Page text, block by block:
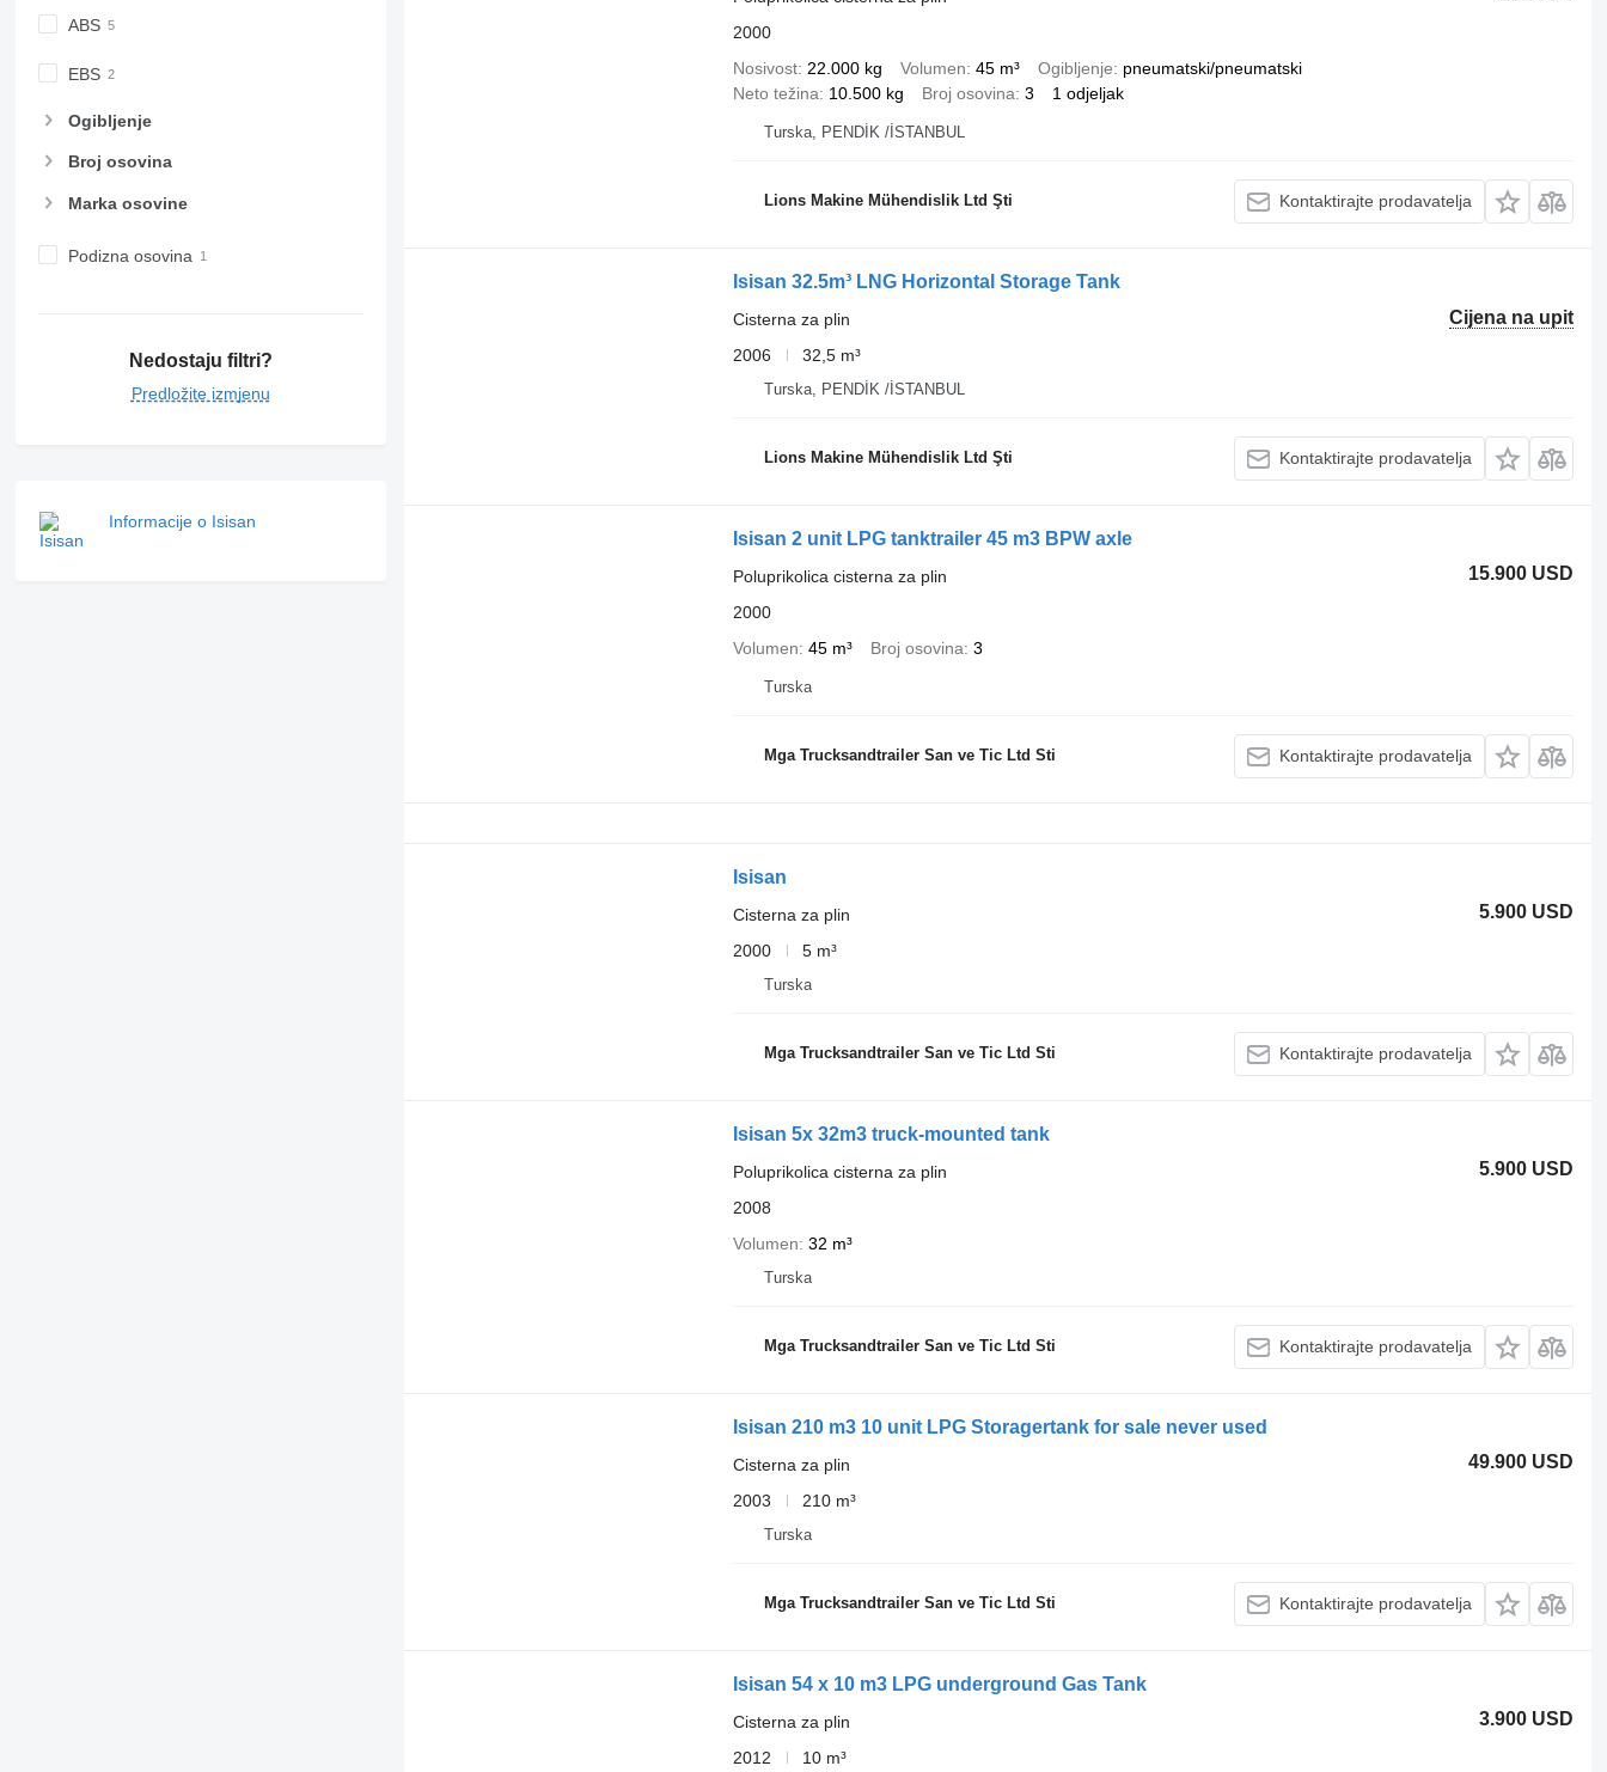
ABS
EBS
Ogibljenje
Broj osovina
Marka osovine
Podizna osovina
Nedostaju filtri?
Predložite izmjenu
Informacije o Isisan
2000
Nosivost 22.000 kg Volumen 45 m³ Ogibljenje
pneumatski/pneumatski
Neto težina
10.500 kg Broj osovina 3 1 odjeljak
Turska, PENDİK /İSTANBUL
Lions Makine Mühendislik Ltd Şti Kontaktirajte prodavatelja
Isisan 32.5m³ LNG Horizontal Storage Tank
Cijena na upit
Cisterna za plin
2006
32,5 m³
Turska, PENDİK /İSTANBUL
Lions Makine Mühendislik Ltd Şti Kontaktirajte prodavatelja
Isisan 2 unit LPG tanktrailer 45 m3 BPW axle
15.900 USD
Poluprikolica cisterna za plin
2000
Volumen 45 m³ Broj osovina 3
Turska
Mga Trucksandtrailer San ve Tic Ltd Sti Kontaktirajte prodavatelja
Isisan
5.900 USD
Cisterna za plin
2000
5 m³
Turska
Mga Trucksandtrailer San ve Tic Ltd Sti Kontaktirajte prodavatelja
Isisan 5x 32m3 truck-mounted tank
5.900 USD
Poluprikolica cisterna za plin
2008
Volumen 32 m³
Turska
Mga Trucksandtrailer San ve Tic Ltd Sti Kontaktirajte prodavatelja
Isisan 210 m3 10 unit LPG Storagertank for sale never used
49.900 USD
Cisterna za plin
2003
210 m³
Turska
Mga Trucksandtrailer San ve Tic Ltd Sti Kontaktirajte prodavatelja
Isisan 54 x 10 m3 LPG underground Gas Tank
3.900 USD
Cisterna za plin
2012
10 m³